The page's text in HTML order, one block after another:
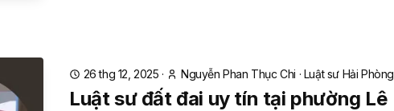
26 thg 12, 2025 · Nguyễn Phan Thục Chi · Luật sư Hải Phòng
Luật sư đất đai uy tín tại phường Lê